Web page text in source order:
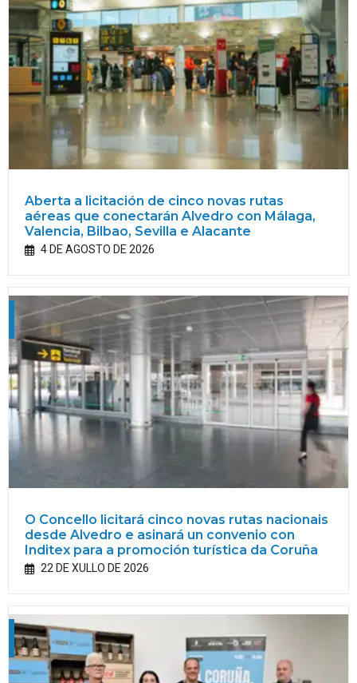
Aberta a licitación de cinco novas rutas
aéreas que conectarán Alvedro con Málaga,
Valencia, Bilbao, Sevilla e Alacante
4 DE AGOSTO DE 2026
O Concello licitará cinco novas rutas nacionais
desde Alvedro e asinará un convenio con
Inditex para a promoción turística da Coruña
22 DE XULLO DE 2026